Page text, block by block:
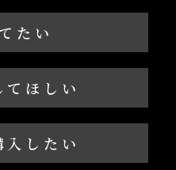
たい
てほしい
したい